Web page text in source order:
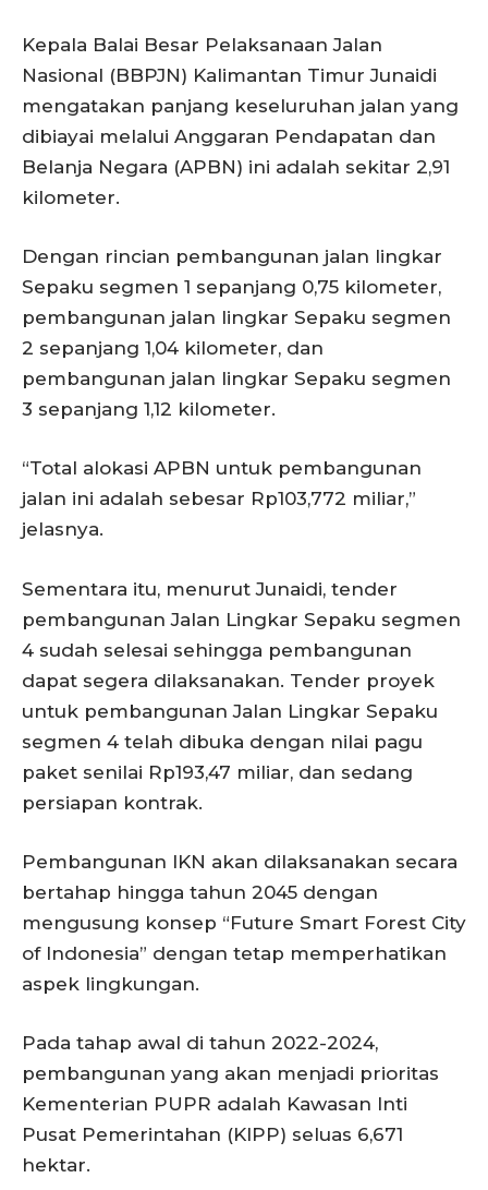
Kepala Balai Besar Pelaksanaan Jalan
Nasional (BBPJN) Kalimantan Timur Junaidi
mengatakan panjang keseluruhan jalan yang
dibiayai melalui Anggaran Pendapatan dan
Belanja Negara (APBN) ini adalah sekitar 2,91
kilometer.
Dengan rincian pembangunan jalan lingkar
Sepaku segmen 1 sepanjang 0,75 kilometer,
pembangunan jalan lingkar Sepaku segmen
2 sepanjang 1,04 kilometer, dan
pembangunan jalan lingkar Sepaku segmen
3 sepanjang 1,12 kilometer.
“Total alokasi APBN untuk pembangunan
jalan ini adalah sebesar Rp103,772 miliar,”
jelasnya.
Sementara itu, menurut Junaidi, tender
pembangunan Jalan Lingkar Sepaku segmen
4 sudah selesai sehingga pembangunan
dapat segera dilaksanakan. Tender proyek
untuk pembangunan Jalan Lingkar Sepaku
segmen 4 telah dibuka dengan nilai pagu
paket senilai Rp193,47 miliar, dan sedang
persiapan kontrak.
Pembangunan IKN akan dilaksanakan secara
bertahap hingga tahun 2045 dengan
mengusung konsep “Future Smart Forest City
of Indonesia” dengan tetap memperhatikan
aspek lingkungan.
Pada tahap awal di tahun 2022-2024,
pembangunan yang akan menjadi prioritas
Kementerian PUPR adalah Kawasan Inti
Pusat Pemerintahan (KIPP) seluas 6,671
hektar.